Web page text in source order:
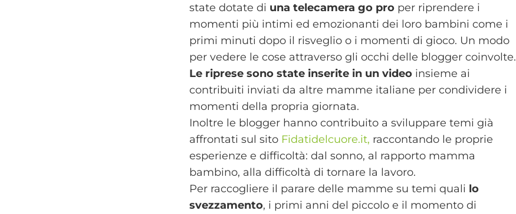
state dotate di una telecamera go pro per riprendere i
momenti più intimi ed emozionanti dei loro bambini come i
primi minuti dopo il risveglio o i momenti di gioco. Un modo
per vedere le cose attraverso gli occhi delle blogger coinvolte.
Le riprese sono state inserite in un video insieme ai
contribuiti inviati da altre mamme italiane per condividere i
momenti della propria giornata.
Inoltre le blogger hanno contribuito a sviluppare temi già
affrontati sul sito Fidatidelcuore.it, raccontando le proprie
esperienze e difficoltà: dal sonno, al rapporto mamma
bambino, alla difficoltà di tornare la lavoro.
Per raccogliere il parare delle mamme su temi quali lo
svezzamento, i primi anni del piccolo e il momento di